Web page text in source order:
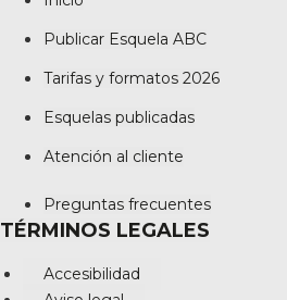
Publicar Esquela ABC
Tarifas y formatos 2026
Esquelas publicadas
Atención al cliente
Preguntas frecuentes
TÉRMINOS LEGALES
Accesibilidad